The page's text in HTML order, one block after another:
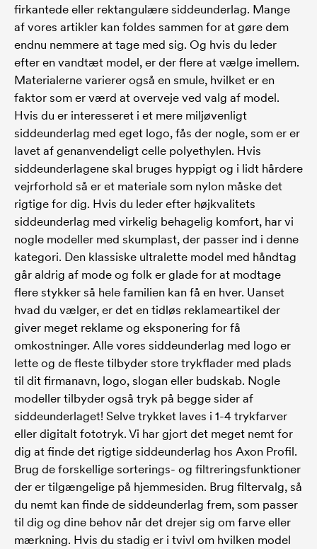
firkantede eller rektangulære siddeunderlag. Mange
af vores artikler kan foldes sammen for at gøre dem
endnu nemmere at tage med sig. Og hvis du leder
efter en vandtæt model, er der flere at vælge imellem.
Materialerne varierer også en smule, hvilket er en
faktor som er værd at overveje ved valg af model.
Hvis du er interesseret i et mere miljøvenligt
siddeunderlag med eget logo, fås der nogle, som er er
lavet af genanvendeligt celle polyethylen. Hvis
siddeunderlagene skal bruges hyppigt og i lidt hårdere
vejrforhold så er et materiale som nylon måske det
rigtige for dig. Hvis du leder efter højkvalitets
siddeunderlag med virkelig behagelig komfort, har vi
nogle modeller med skumplast, der passer ind i denne
kategori. Den klassiske ultralette model med håndtag
går aldrig af mode og folk er glade for at modtage
flere stykker så hele familien kan få en hver. Uanset
hvad du vælger, er det en tidløs reklameartikel der
giver meget reklame og eksponering for få
omkostninger. Alle vores siddeunderlag med logo er
lette og de fleste tilbyder store trykflader med plads
til dit firmanavn, logo, slogan eller budskab. Nogle
modeller tilbyder også tryk på begge sider af
siddeunderlaget! Selve trykket laves i 1-4 trykfarver
eller digitalt fototryk. Vi har gjort det meget nemt for
dig at finde det rigtige siddeunderlag hos Axon Profil.
Brug de forskellige sorterings- og filtreringsfunktioner
der er tilgængelige på hjemmesiden. Brug filtervalg, så
du nemt kan finde de siddeunderlag frem, som passer
til dig og dine behov når det drejer sig om farve eller
mærkning. Hvis du stadig er i tvivl om hvilken model